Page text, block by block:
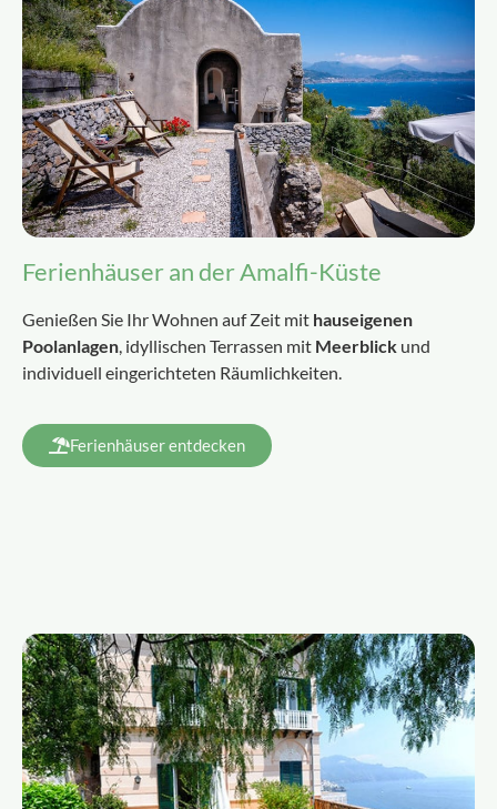
Ferienhäuser an der Amalfi-Küste
Genießen Sie Ihr Wohnen auf Zeit mit hauseigenen
Poolanlagen, idyllischen Terrassen mit Meerblick und
individuell eingerichteten Räumlichkeiten.
Ferienhäuser entdecken